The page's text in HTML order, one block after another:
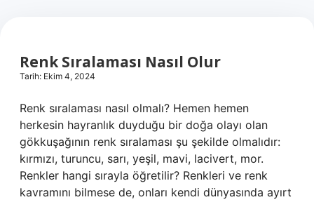
Renk Sıralaması Nasıl Olur
Tarih: Ekim 4, 2024
Renk sıralaması nasıl olmalı? Hemen hemen
herkesin hayranlık duyduğu bir doğa olayı olan
gökkuşağının renk sıralaması şu şekilde olmalıdır:
kırmızı, turuncu, sarı, yeşil, mavi, lacivert, mor.
Renkler hangi sırayla öğretilir? Renkleri ve renk
kavramını bilmese de, onları kendi dünyasında ayırt